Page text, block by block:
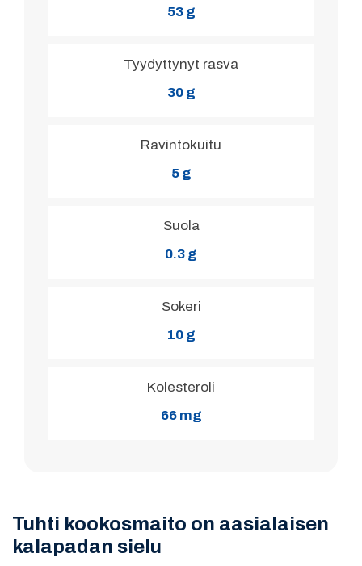
53 g
Tyydyttynyt rasva
30 g
Ravintokuitu
5 g
Suola
0.3 g
Sokeri
10 g
Kolesteroli
66 mg
Tuhti kookosmaito on aasialaisen
kalapadan sielu